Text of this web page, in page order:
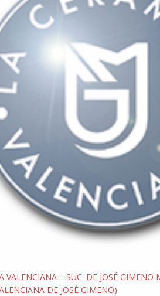
VALENCIANA – SUC. DE JOSÉ GIMENO
DE JOSÉ GIMENO)